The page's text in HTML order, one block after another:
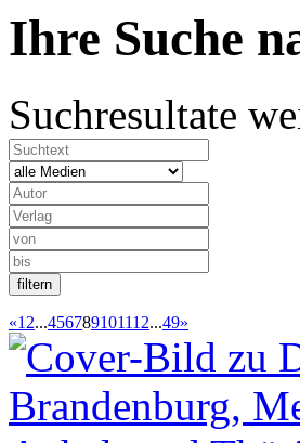
Ihre Suche
Suchresultate
«12...456789101112...49»